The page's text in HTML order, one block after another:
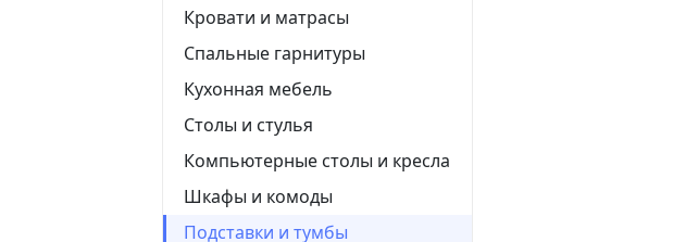
Кровати и матрасы
Спальные гарнитуры
Кухонная мебель
Столы и стулья
Компьютерные столы и кресла
Шкафы и комоды
Подставки и тумбы